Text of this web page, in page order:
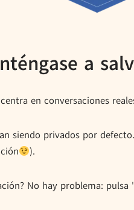
a
en conversaciones
siendo privados por
).
No hay problema: